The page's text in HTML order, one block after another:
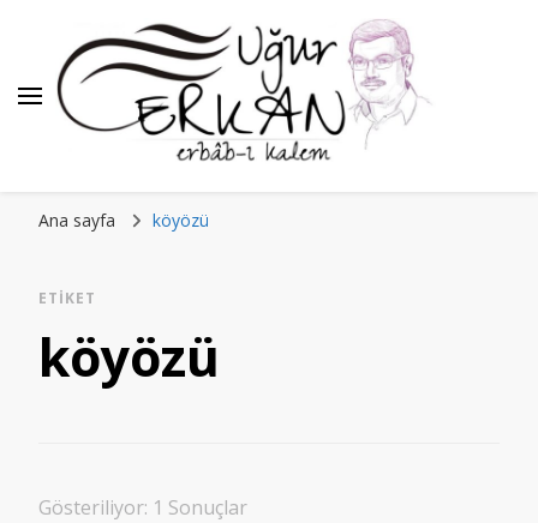
Ana sayfa köyözü
ETIKET
köyözü
Gösteriliyor: 1 Sonuçlar